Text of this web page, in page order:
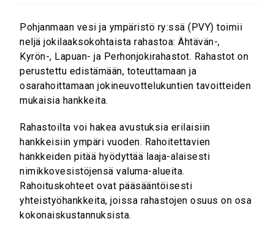
Pohjanmaan vesi ja ympäristö ry:ssä (PVY) toimii
neljä jokilaaksokohtaista rahastoa: Ähtävän-,
Kyrön-, Lapuan- ja Perhonjokirahastot. Rahastot on
perustettu edistämään, toteuttamaan ja
osarahoittamaan jokineuvottelukuntien tavoitteiden
mukaisia hankkeita.
Rahastoilta voi hakea avustuksia erilaisiin
hankkeisiin ympäri vuoden. Rahoitettavien
hankkeiden pitää hyödyttää laaja-alaisesti
nimikkovesistöjensä valuma-alueita.
Rahoituskohteet ovat pääsääntöisesti
yhteistyöhankkeita, joissa rahastojen osuus on osa
kokonaiskustannuksista.